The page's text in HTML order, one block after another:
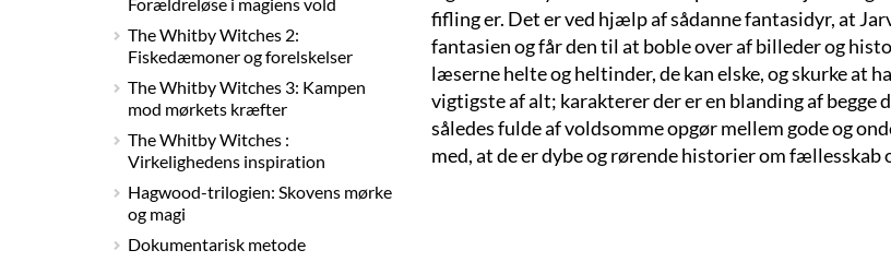
The Whitby Witches 2:
Fiskedæmoner og forelskelser
The Whitby Witches 3: Kampen
mod mørkets kræfter
The Whitby Witches :
Virkelighedens inspiration
Hagwood-trilogien: Skovens mørke
og magi
Dokumentarisk metode
fifling er. Det er ved hjælp af sådanne fantasidyr, at
fantasien og får den til at boble over af billeder og
læserne helte og heltinder, de kan elske, og skurke at
vigtigste af alt; karakterer der er en blanding af begge
således fulde af voldsomme opgør mellem gode og
med, at de er dybe og rørende historier om fællesskab